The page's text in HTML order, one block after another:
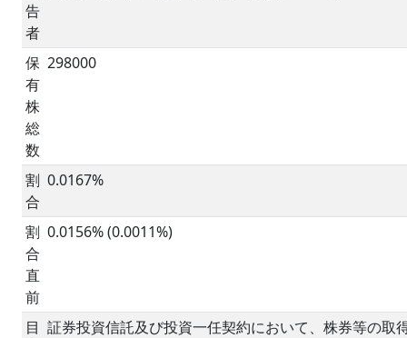
告
者
保
有
株
総
数
298000
割
合
0.0167%
割
合
直
前
0.0156% (0.0011%)
目 証券投資信託及び投資一任契約において、株券等の取